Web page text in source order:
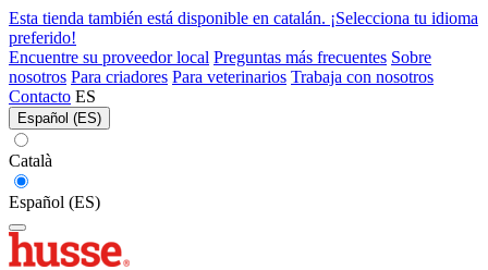
Esta tienda también está disponible en catalán. ¡Selecciona tu idioma
preferido!
Encuentre su proveedor local Preguntas más frecuentes Sobre
nosotros Para criadores Para veterinarios Trabaja con nosotros
Contacto ES
Español (ES)
Català
Español (ES)